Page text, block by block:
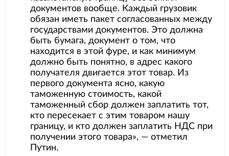
документов вообще. Каждый грузовик
обязан иметь пакет согласованных между
государствами документов. Это должна
быть бумага, документ о том, что
находится в этой фуре, и как минимум
должно быть понятно, в адрес какого
получателя двигается этот товар. Из
первого документа ясно, какую
таможенную стоимость, какой
таможенный сбор должен заплатить тот,
кто пересекает с этим товаром нашу
границу, и кто должен заплатить НДС при
получении этого товара», — отметил
Путин.